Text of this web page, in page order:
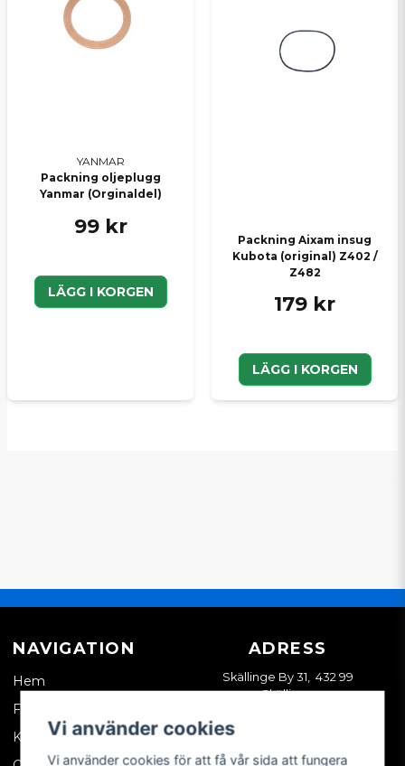
YANMAR
Packning oljeplugg
Yanmar (Orginaldel)
99 kr
LÄGG I KORGEN
Packning Aixam insug
Kubota (original) Z402 /
Z482
179 kr
LÄGG I KORGEN
NAVIGATION
Hem
Företagskund
Kontakta oss
ADRESS
Skällinge By 31, 432 99
Skällinge
Vi använder cookies
Vi använder cookies för att få vår sida att fungera